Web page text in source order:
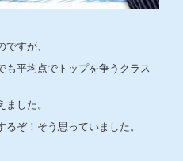
すが、
も平均点でトップを争うクラス
した。
ぞ！そう思っていました。